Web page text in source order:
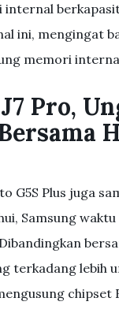
ini, mengingat
memori
Pro,
G5S Plus juga
Samsung
terkadang lebih
chipset